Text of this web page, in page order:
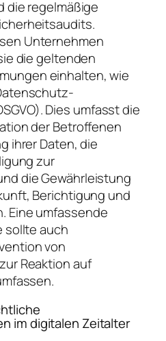
die regelmäßige
Unternehmen
die geltenden
einhalten, wie
Dies umfasst die
der Betroffenen
ihrer Daten, die
zur
die Gewährleistung
Berichtigung und
Eine umfassende
sollte auch
von
Reaktion auf
im digitalen Zeitalter